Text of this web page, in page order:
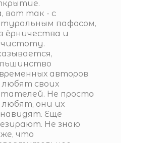
вот так - с
пафосом,
ёрничества и
авторов
любят своих
Не просто
любят, они их
Ещё
Не знаю
что